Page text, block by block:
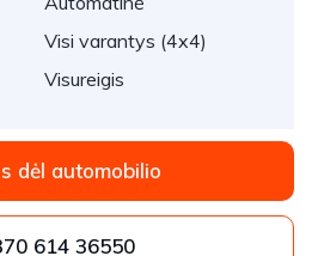
Visi varantys (4x4)
Visureigis
dėl automobilio
614 36550